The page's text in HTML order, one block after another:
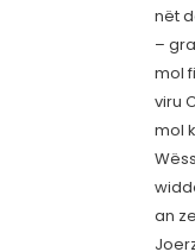
nët
–
mol
viru
mol
an